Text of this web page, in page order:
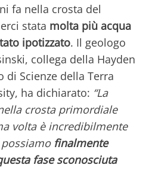
fa nella crosta del
stata molta più acqua
ipotizzato. Il geologo
collega della Hayden
Scienze della Terra
ha dichiarato: “La
crosta primordiale
volta è incredibilmente
finalmente
fase sconosciuta